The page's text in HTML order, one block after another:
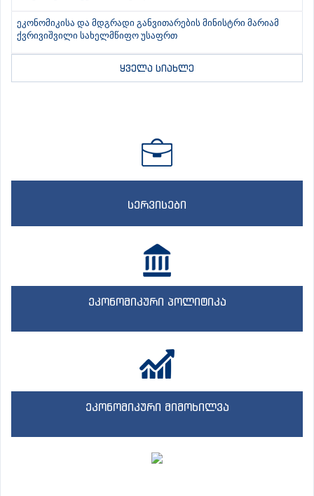
ეკონომიკისა და მდგრადი განვითარების მინისტრი მარიამ
ქვრივიშვილი სახელმწიფო უსაფრთ
ყველა სიახლე
სერვისები
ეკონომიკური პოლიტიკა
ეკონომიკური მიმოხილვა